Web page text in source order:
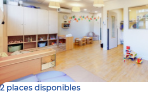
2 places disponibles